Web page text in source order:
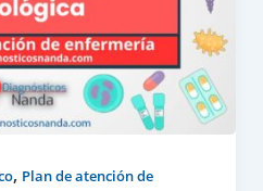
, Plan de atención de